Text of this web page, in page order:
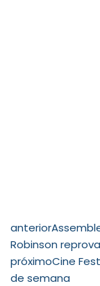
anterior
Robinson
próximoCine
de semana